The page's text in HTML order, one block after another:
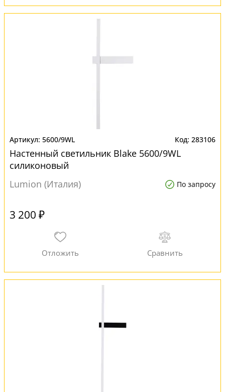
5600/9WL 283106
Настенный светильник Blake 5600/9WL
силиконовый
Lumion (Италия)
По запросу
3 200 ₽